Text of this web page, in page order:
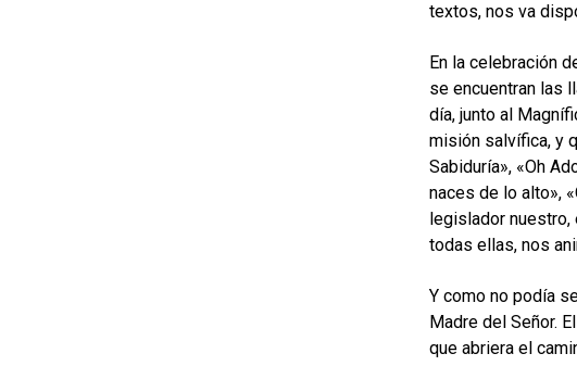
textos, nos va
En la celebración
se encuentran las
día, junto al
misión salvífica, y
Sabiduría», «Oh
naces de lo alto»,
legislador nuestro,
todas ellas, nos
Y como no podía
Madre del Señor.
que abriera el